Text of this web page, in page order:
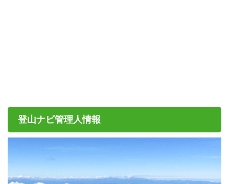
登山ナビ管理人情報